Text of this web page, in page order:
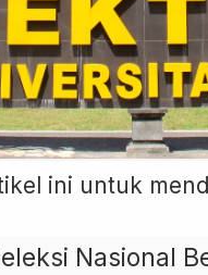
ini untuk
Nasional